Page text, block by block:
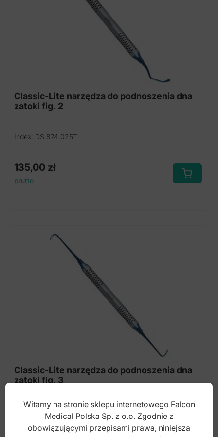
Zestaw do śrubowego rozszerzania kości
Narzędza do podnoszenia dna zatoki
Classic-Lite narzędza do podnoszenia dna
zatoki fig. 2
Index: DS.874.025T
135,00 zł
brutto
Classic-Lite narzędza do podnoszenia dna
zatoki fig. 3
Index: DS.874.035T
Witamy na stronie sklepu internetowego Falcon
Medical Polska Sp. z o.o. Zgodnie z
obowiązującymi przepisami prawa, niniejsza